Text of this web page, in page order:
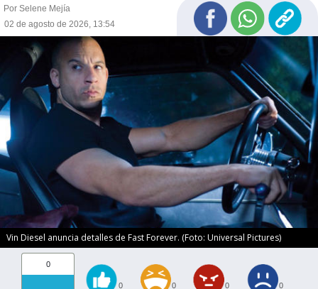
Por Selene Mejía
02 de agosto de 2026, 13:54
Vin Diesel anuncia detalles de Fast Forever. (Foto: Universal Pictures)
0
0 0 0 0